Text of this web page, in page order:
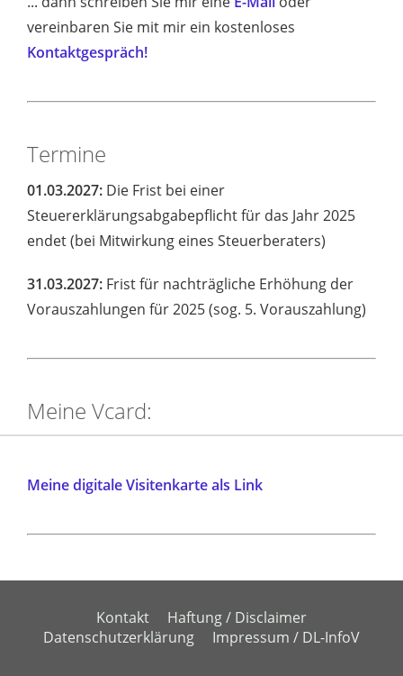
vereinbaren Sie mit mir ein kostenloses
Kontaktgespräch!
Termine
01.03.2027: Die Frist bei einer
Steuererklärungsabgabepflicht für das Jahr 2025
endet (bei Mitwirkung eines Steuerberaters)
31.03.2027: Frist für nachträgliche Erhöhung der
Vorauszahlungen für 2025 (sog. 5. Vorauszahlung)
Meine Vcard:
Meine digitale Visitenkarte als Link
Kontakt
Haftung / Disclaimer
Datenschutzerklärung
Impressum / DL-InfoV